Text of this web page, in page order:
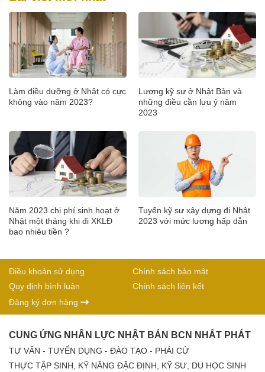
Làm điều dưỡng ở Nhật có cực
không vào năm 2023?
Lương kỹ sư ở Nhật Bản và
những điều cần lưu ý năm
2023
Năm 2023 chi phí sinh hoạt ở
Nhật một tháng khi đi XKLĐ
bao nhiêu tiền ?
Tuyển kỹ sư xây dựng đi Nhật
2023 với mức lương hấp dẫn
Điều khoản sử dụng
Chính sách bảo mật
Quy định bình luận
Chính sách liên kết
Đăng ký đơn hàng
CUNG ỨNG NHÂN LỰC NHẬT BẢN BCN NHẤT PHÁT
TƯ VẤN - TUYỂN DỤNG - ĐÀO TẠO - PHÁI CỬ
THỰC TẬP SINH, KỸ NĂNG ĐẶC ĐỊNH, KỸ SƯ, DU HỌC SINH